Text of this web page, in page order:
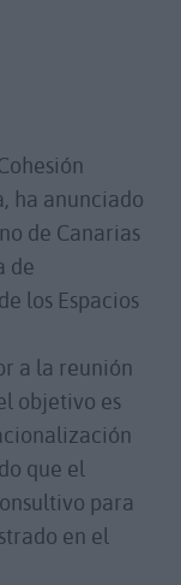
ha anunciado
de Canarias
de
los Espacios
a la reunión
objetivo es
que el
para
en el